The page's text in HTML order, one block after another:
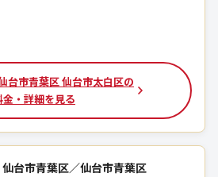
台市青葉区 仙台市太白区の
金・詳細を見る
台市青葉区／仙台市青葉区